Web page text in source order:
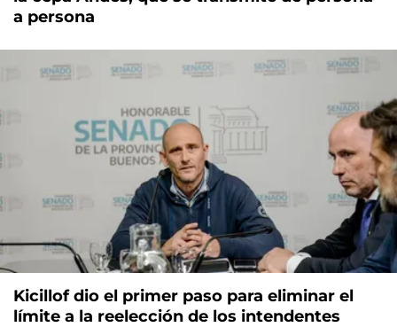
a persona
Kicillof dio el primer paso para eliminar el
límite a la reelección de los intendentes